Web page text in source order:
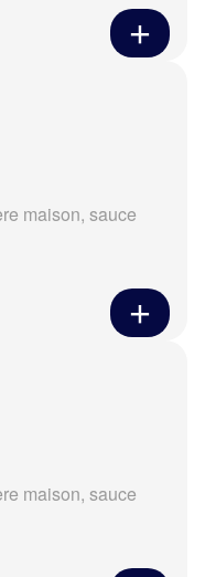
maison, sauce
maison, sauce